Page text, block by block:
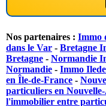
Nos partenaires : Immo
dans le Var - Bretagne
Bretagne - Normandie
Normandie - Immo
en Île-de-France -
particuliers en
l'immobilier entre